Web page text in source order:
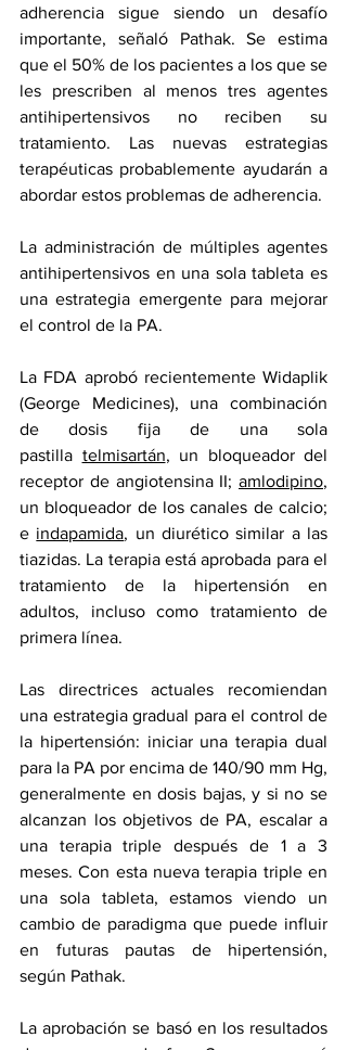
adherencia sigue siendo un desafío
importante, señaló Pathak. Se estima
que el 50% de los pacientes a los que se
les prescriben al menos tres agentes
antihipertensivos no reciben su
tratamiento. Las nuevas estrategias
terapéuticas probablemente ayudarán a
abordar estos problemas de adherencia.
La administración de múltiples agentes
antihipertensivos en una sola tableta es
una estrategia emergente para mejorar
el control de la PA.
La FDA aprobó recientemente Widaplik
(George Medicines), una combinación
de dosis fija de una sola
pastilla telmisartán, un bloqueador del
receptor de angiotensina II; amlodipino,
un bloqueador de los canales de calcio;
e indapamida, un diurético similar a las
tiazidas. La terapia está aprobada para el
tratamiento de la hipertensión en
adultos, incluso como tratamiento de
primera línea.
Las directrices actuales recomiendan
una estrategia gradual para el control de
la hipertensión: iniciar una terapia dual
para la PA por encima de 140/90 mm Hg,
generalmente en dosis bajas, y si no se
alcanzan los objetivos de PA, escalar a
una terapia triple después de 1 a 3
meses. Con esta nueva terapia triple en
una sola tableta, estamos viendo un
cambio de paradigma que puede influir
en futuras pautas de hipertensión,
según Pathak.
La aprobación se basó en los resultados